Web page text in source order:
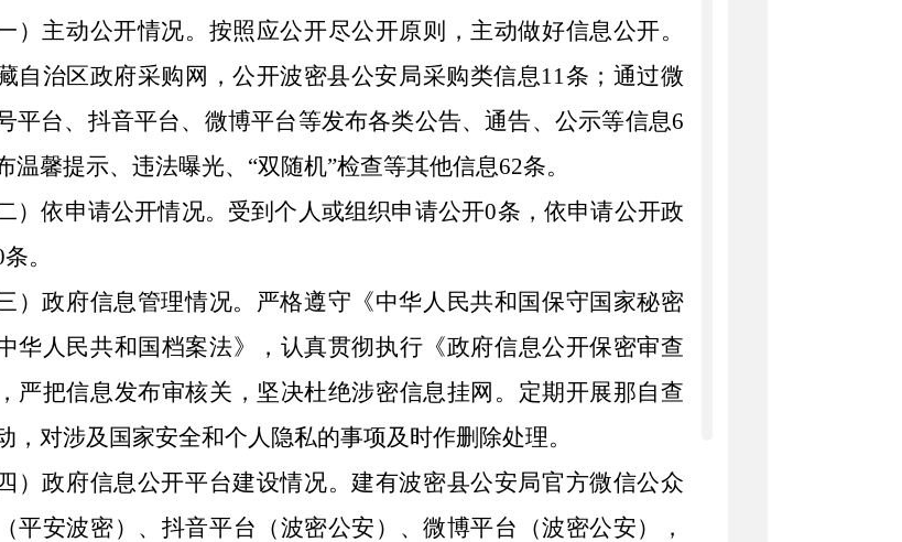
一）主动公开情况。按照应公开尽公开原则，主动做好信息公开。
自治区政府采购网，公开波密县公安局采购类信息11条；通过微
平台、抖音平台、微博平台等发布各类公告、通告、公示等信息6
温馨提示、违法曝光、“双随机”检查等其他信息62条。
二）依申请公开情况。受到个人或组织申请公开0条，依申请公开政
条。
三）政府信息管理情况。严格遵守《中华人民共和国保守国家秘密
华人民共和国档案法》，认真贯彻执行《政府信息公开保密审查
严把信息发布审核关，坚决杜绝涉密信息挂网。定期开展那自查
，对涉及国家安全和个人隐私的事项及时作删除处理。
四）政府信息公开平台建设情况。建有波密县公安局官方微信公众
平安波密）、抖音平台（波密公安）、微博平台（波密公安），